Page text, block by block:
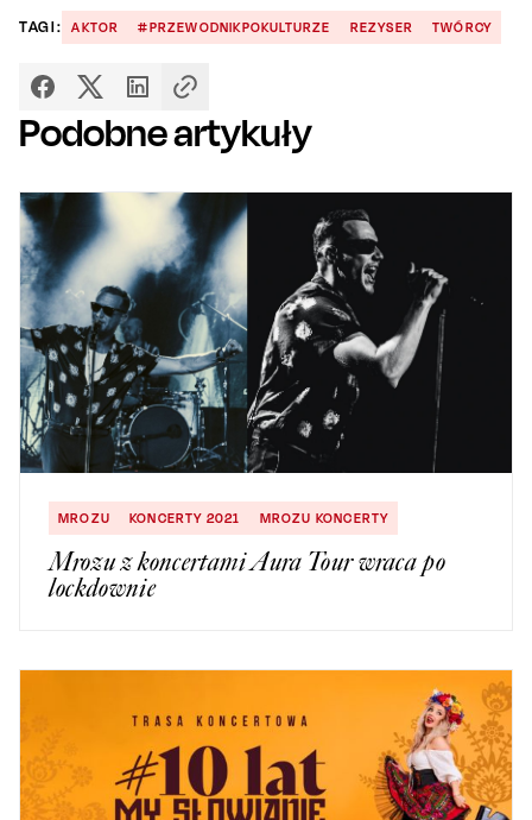
TAGI: AKTOR #PRZEWODNIKPOKULTURZE REZYSER TWÓRCY
Podobne artykuły
MROZU KONCERTY 2021 MROZU KONCERTY
Mrozu z koncertami Aura Tour wraca po
lockdownie